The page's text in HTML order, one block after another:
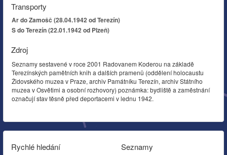
Transporty
Ar do Zamošč (28.04.1942 od Terezín)
S do Terezín (22.01.1942 od Plzeň)
Zdroj
Seznamy sestavené v roce 2001 Radovanem Koderou na základě
Terezínských pamětních knih a dalších pramenů (oddělení holocaustu
Židovského muzea v Praze, archiv Památníku Terezín, archiv Státního
muzea v Osvětimi a osobní rozhovory) poznámka: bydliště a zaměstnání
označují stav těsně před deportacemi v lednu 1942.
Rychlé hledání Seznamy